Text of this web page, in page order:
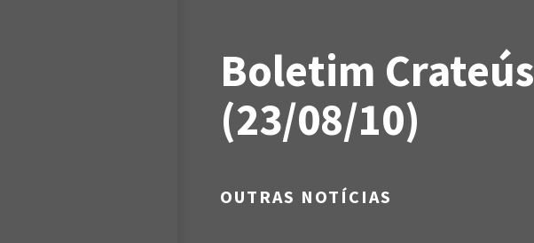
Boletim Crateús
(23/08/10)
OUTRAS NOTÍCIAS